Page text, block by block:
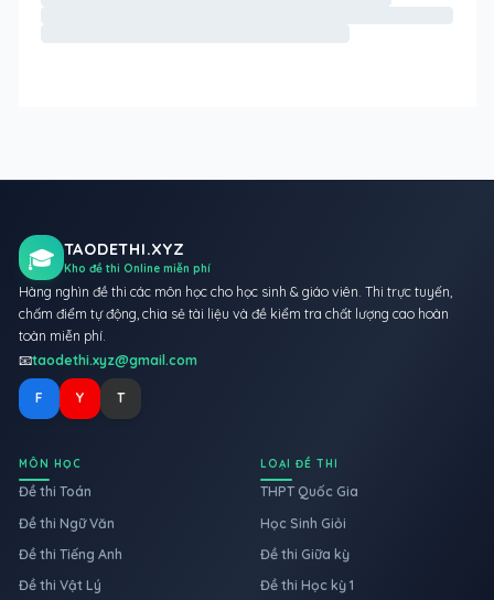
🎓 TAODETHI.XYZ
Kho đề thi Online miễn phí
Hàng nghìn đề thi các môn học cho học sinh & giáo viên. Thi trực tuyến,
chấm điểm tự động, chia sẻ tài liệu và đề kiểm tra chất lượng cao hoàn
toàn miễn phí.
📧taodethi.xyz@gmail.com
F Y T
MÔN HỌC
Đề thi Toán
Đề thi Ngữ Văn
Đề thi Tiếng Anh
Đề thi Vật Lý
LOẠI ĐỀ THI
THPT Quốc Gia
Học Sinh Giỏi
Đề thi Giữa kỳ
Đề thi Học kỳ 1